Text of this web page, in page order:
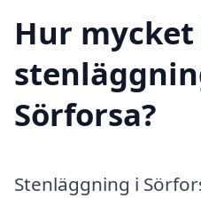
Hur
Sörforsa?
Stenläggning i